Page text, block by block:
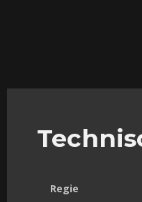
Regie